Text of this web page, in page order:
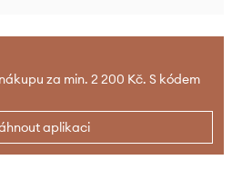
za min. 2 200 Kč. S kódem
aplikaci